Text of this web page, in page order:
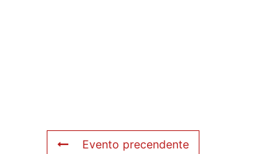
Evento precendente